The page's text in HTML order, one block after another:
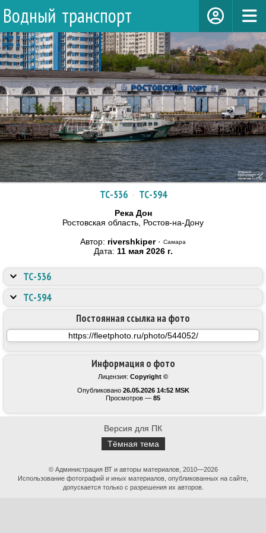
Водный транспорт
ТС-536· ТС-594
Река Дон
Ростовская область, Ростов-на-Дону
Автор: rivershkiper· Самара
Дата: 11 мая 2026 г.
Информация о фото
Лицензия: Copyright ©
Опубликовано 26.05.2026 14:52 MSK
Просмотров — 85
Постоянная ссылка на фото
ТС-536
ТС-594
Версия для ПК
Тёмная тема
© Администрация ВТ и авторы материалов, 2010—2026
Использование фотографий и иных материалов, опубликованных на сайте,
допускается только с разрешения их авторов.